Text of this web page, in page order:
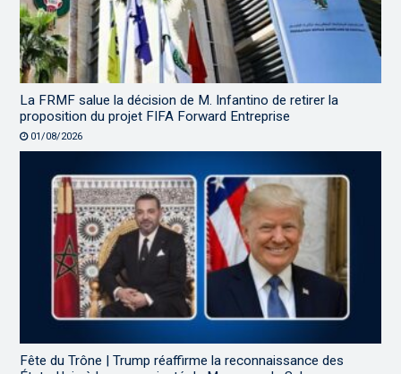
La FRMF salue la décision de M. Infantino de retirer la
proposition du projet FIFA Forward Entreprise
01/08/2026
Fête du Trône | Trump réaffirme la reconnaissance des